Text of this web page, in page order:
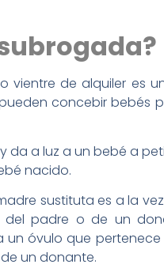
vientre de alquiler es
concebir bebés
a luz a un bebé a
nacido.
sustituta es a la
padre o de un
un óvulo que
un donante.